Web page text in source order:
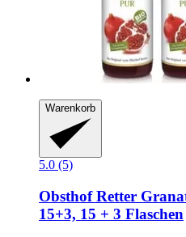
Warenkorb
5.0 (5)
Obsthof Retter
15+3, 15 + 3 Flaschen